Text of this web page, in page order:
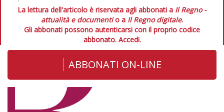
La lettura dell'articolo è riservata agli abbonati a Il Regno -
attualità e documentio a Il Regno digitale.
Gli abbonati possono autenticarsi con il proprio codice
abbonato. Accedi.
ABBONATI ON-LINE